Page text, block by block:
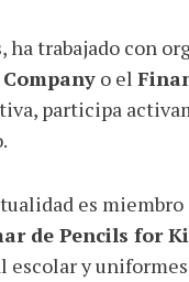
ha trabajado con
o el
participa
es
de Pencils for
escolar y